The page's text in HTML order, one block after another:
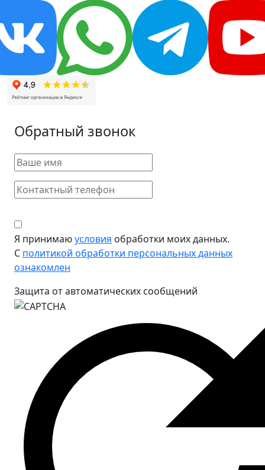
Обратный звонок
Я принимаюусловия обработки моих данных.
С политикой обработки персональных данных
ознакомлен
Защита от автоматических сообщений